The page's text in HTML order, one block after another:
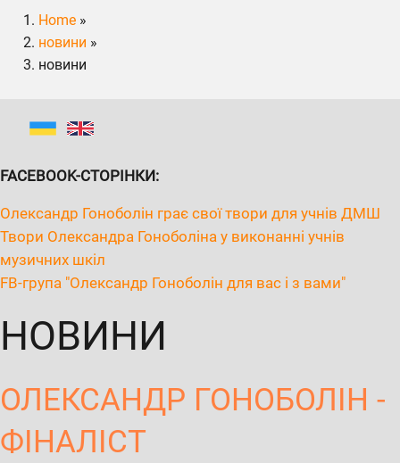
Home»
новини »
новини
FACEBOOK-СТОРІНКИ:
Олександр Гоноболін грає свої твори для учнів ДМШ
Твори Олександра Гоноболіна у виконанні учнів
музичних шкіл
FB-група "Олександр Гоноболін для вас і з вами"
НОВИНИ
ОЛЕКСАНДР ГОНОБОЛІН -
ФІНАЛІСТ